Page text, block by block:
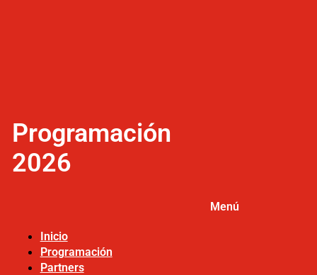
Programación
2026
Menú
Inicio
Programación
Partners